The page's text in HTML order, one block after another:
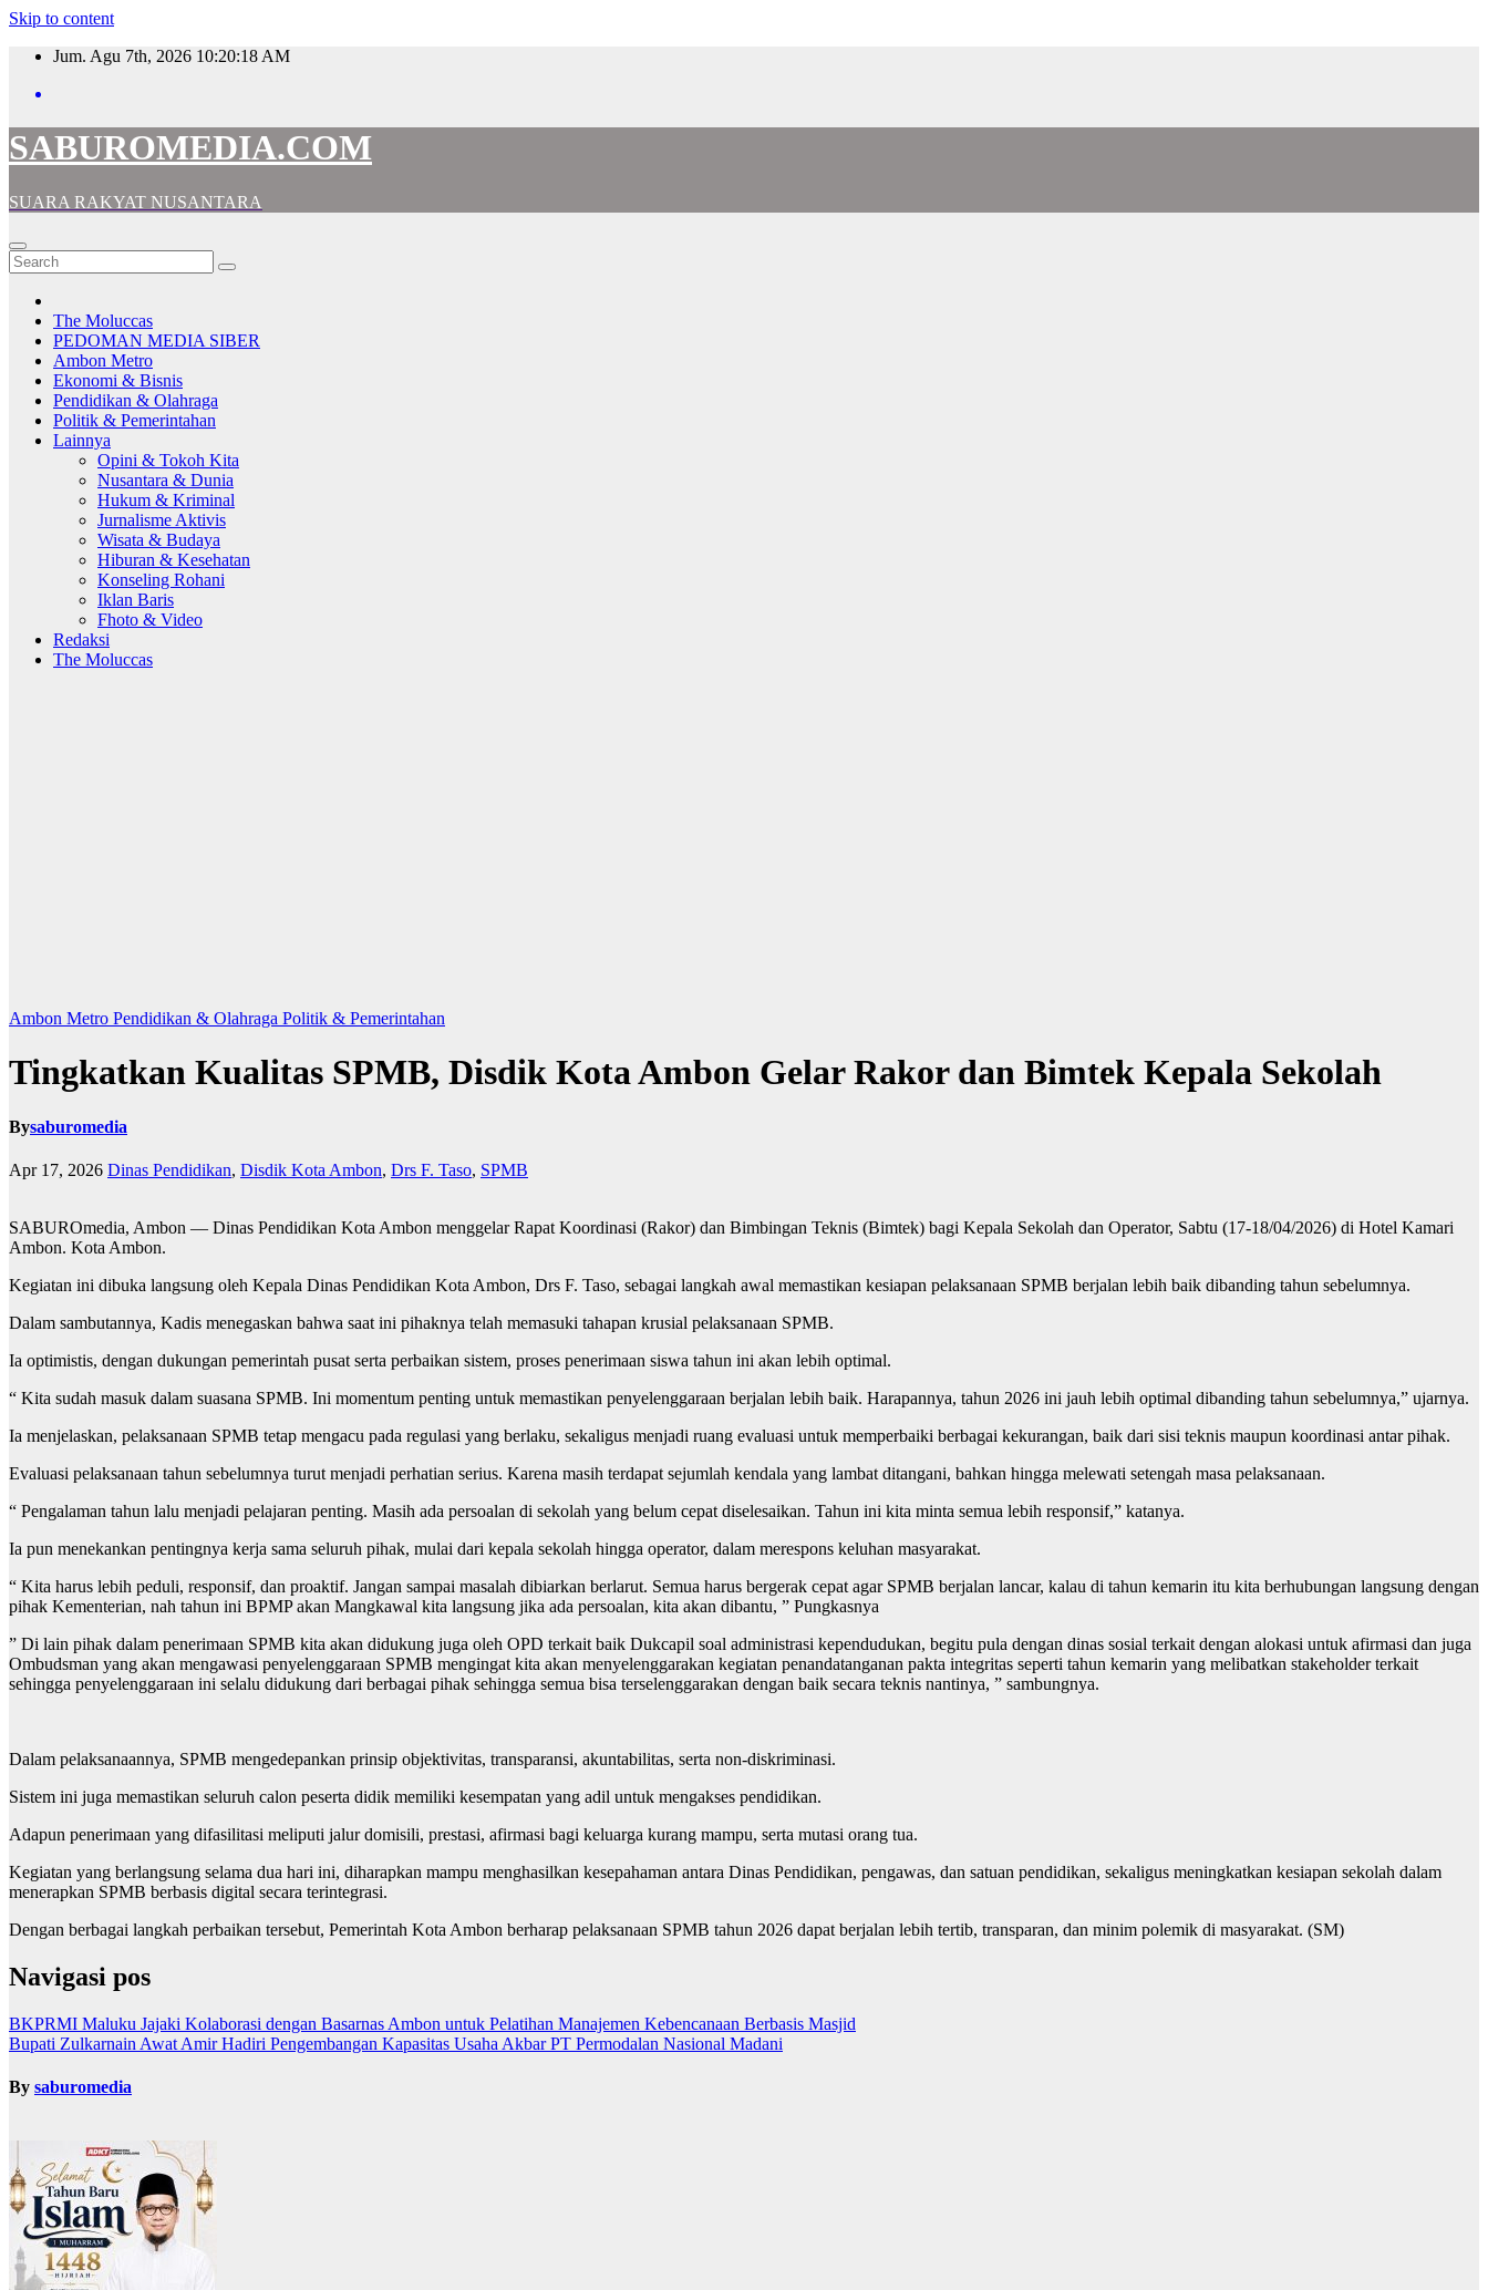
Skip to content
Jum. Agu 7th, 2026 10:20:19 AM
SABUROMEDIA.COM
SUARA RAKYAT NUSANTARA
The Moluccas
PEDOMAN MEDIA SIBER
Ambon Metro
Ekonomi & Bisnis
Pendidikan & Olahraga
Politik & Pemerintahan
Lainnya
Opini & Tokoh Kita
Nusantara & Dunia
Hukum & Kriminal
Jurnalisme Aktivis
Wisata & Budaya
Hiburan & Kesehatan
Konseling Rohani
Iklan Baris
Fhoto & Video
Redaksi
The Moluccas
Ambon Metro Pendidikan & Olahraga Politik & Pemerintahan
Tingkatkan Kualitas SPMB, Disdik Kota Ambon Gelar Rakor dan Bimtek Kepala Sekolah
Bysaburomedia
Apr 17, 2026 Dinas Pendidikan, Disdik Kota Ambon, Drs F. Taso, SPMB
SABUROmedia, Ambon — Dinas Pendidikan Kota Ambon menggelar Rapat Koordinasi (Rakor) dan Bimbingan Teknis (Bimtek) bagi Kepala Sekolah dan Operator, Sabtu (17-18/04/2026) di Hotel Kamari
Ambon. Kota Ambon.
Kegiatan ini dibuka langsung oleh Kepala Dinas Pendidikan Kota Ambon, Drs F. Taso, sebagai langkah awal memastikan kesiapan pelaksanaan SPMB berjalan lebih baik dibanding tahun sebelumnya.
Dalam sambutannya, Kadis menegaskan bahwa saat ini pihaknya telah memasuki tahapan krusial pelaksanaan SPMB.
Ia optimistis, dengan dukungan pemerintah pusat serta perbaikan sistem, proses penerimaan siswa tahun ini akan lebih optimal.
“ Kita sudah masuk dalam suasana SPMB. Ini momentum penting untuk memastikan penyelenggaraan berjalan lebih baik. Harapannya, tahun 2026 ini jauh lebih optimal dibanding tahun sebelumnya,” ujarnya.
Ia menjelaskan, pelaksanaan SPMB tetap mengacu pada regulasi yang berlaku, sekaligus menjadi ruang evaluasi untuk memperbaiki berbagai kekurangan, baik dari sisi teknis maupun koordinasi antar pihak.
Evaluasi pelaksanaan tahun sebelumnya turut menjadi perhatian serius. Karena masih terdapat sejumlah kendala yang lambat ditangani, bahkan hingga melewati setengah masa pelaksanaan.
“ Pengalaman tahun lalu menjadi pelajaran penting. Masih ada persoalan di sekolah yang belum cepat diselesaikan. Tahun ini kita minta semua lebih responsif,” katanya.
Ia pun menekankan pentingnya kerja sama seluruh pihak, mulai dari kepala sekolah hingga operator, dalam merespons keluhan masyarakat.
“ Kita harus lebih peduli, responsif, dan proaktif. Jangan sampai masalah dibiarkan berlarut. Semua harus bergerak cepat agar SPMB berjalan lancar, kalau di tahun kemarin itu kita berhubungan langsung dengan
pihak Kementerian, nah tahun ini BPMP akan Mangkawal kita langsung jika ada persoalan, kita akan dibantu, ” Pungkasnya
” Di lain pihak dalam penerimaan SPMB kita akan didukung juga oleh OPD terkait baik Dukcapil soal administrasi kependudukan, begitu pula dengan dinas sosial terkait dengan alokasi untuk afirmasi dan juga
Ombudsman yang akan mengawasi penyelenggaraan SPMB mengingat kita akan menyelenggarakan kegiatan penandatanganan pakta integritas seperti tahun kemarin yang melibatkan stakeholder terkait
sehingga penyelenggaraan ini selalu didukung dari berbagai pihak sehingga semua bisa terselenggarakan dengan baik secara teknis nantinya, ” sambungnya.
Dalam pelaksanaannya, SPMB mengedepankan prinsip objektivitas, transparansi, akuntabilitas, serta non-diskriminasi.
Sistem ini juga memastikan seluruh calon peserta didik memiliki kesempatan yang adil untuk mengakses pendidikan.
Adapun penerimaan yang difasilitasi meliputi jalur domisili, prestasi, afirmasi bagi keluarga kurang mampu, serta mutasi orang tua.
Kegiatan yang berlangsung selama dua hari ini, diharapkan mampu menghasilkan kesepahaman antara Dinas Pendidikan, pengawas, dan satuan pendidikan, sekaligus meningkatkan kesiapan sekolah dalam
menerapkan SPMB berbasis digital secara terintegrasi.
Dengan berbagai langkah perbaikan tersebut, Pemerintah Kota Ambon berharap pelaksanaan SPMB tahun 2026 dapat berjalan lebih tertib, transparan, dan minim polemik di masyarakat. (SM)
Navigasi pos
BKPRMI Maluku Jajaki Kolaborasi dengan Basarnas Ambon untuk Pelatihan Manajemen Kebencanaan Berbasis Masjid
Bupati Zulkarnain Awat Amir Hadiri Pengembangan Kapasitas Usaha Akbar PT Permodalan Nasional Madani
By saburomedia